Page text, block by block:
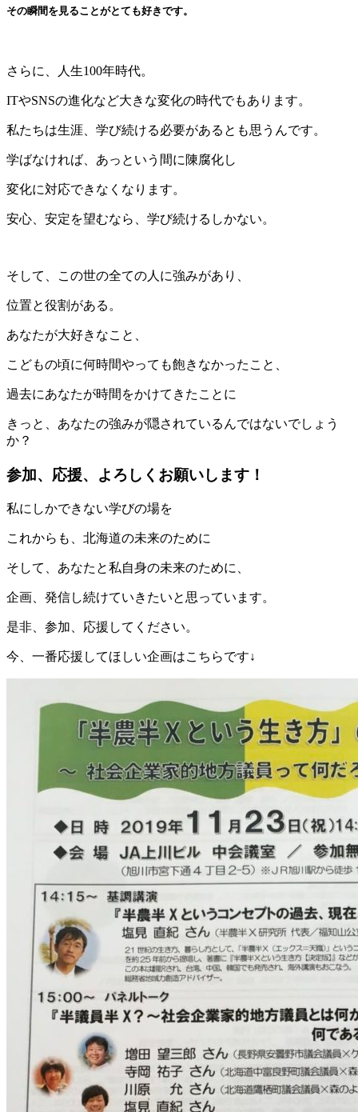
その瞬間を見ることがとても好きです。
さらに、人生100年時代。
ITやSNSの進化など大きな変化の時代でもあります。
私たちは生涯、学び続ける必要があるとも思うんです。
学ばなければ、あっという間に陳腐化し
変化に対応できなくなります。
安心、安定を望むなら、学び続けるしかない。
そして、この世の全ての人に強みがあり、
位置と役割がある。
あなたが大好きなこと、
こどもの頃に何時間やっても飽きなかったこと、
過去にあなたが時間をかけてきたことに
きっと、あなたの強みが隠されているんではないでしょう
か？
参加、応援、よろしくお願いします！
私にしかできない学びの場を
これからも、北海道の未来のために
そして、あなたと私自身の未来のために、
企画、発信し続けていきたいと思っています。
是非、参加、応援してください。
今、一番応援してほしい企画はこちらです↓